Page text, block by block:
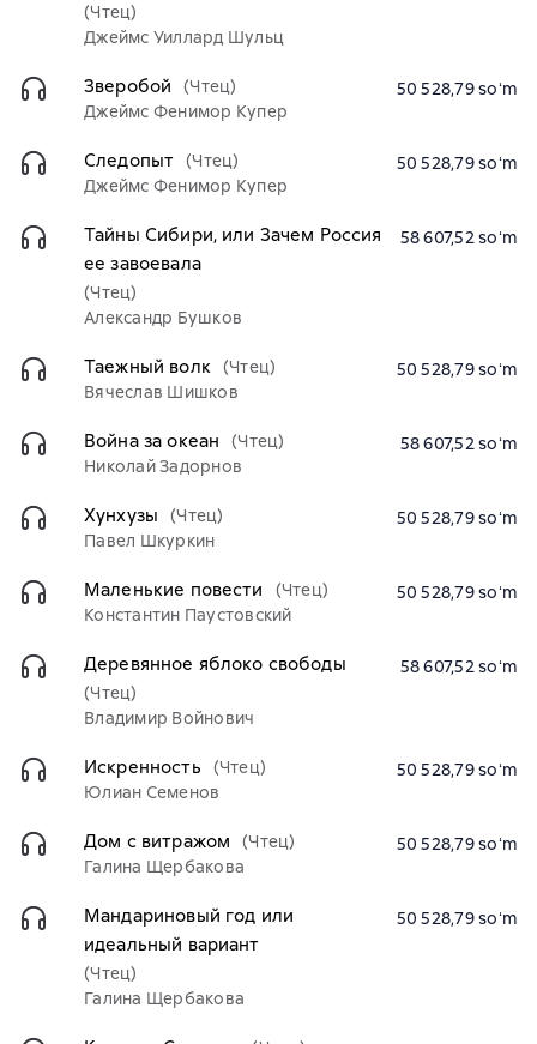
(Чтец)
Джеймс Уиллард Шульц
Зверобой
(Чтец)
Джеймс Фенимор Купер
50 528,79 soʻm
Следопыт (Чтец)
Джеймс Фенимор Купер
50 528,79 soʻm
Тайны Сибири, или Зачем Россия
ее завоевала
(Чтец)
Александр Бушков
58 607,52 soʻm
Таежный волк (Чтец)
Вячеслав Шишков
50 528,79 soʻm
Война за океан
(Чтец)
Николай Задорнов
58 607,52 soʻm
Хунхузы
(Чтец)
Павел Шкуркин
50 528,79 soʻm
Маленькие повести
(Чтец)
Константин Паустовский
50 528,79 soʻm
Деревянное яблоко свободы
(Чтец)
Владимир Войнович
58 607,52 soʻm
Искренность
(Чтец)
Юлиан Семенов
50 528,79 soʻm
Дом с витражом
(Чтец)
Галина Щербакова
50 528,79 soʻm
Мандариновый год или
идеальный вариант
(Чтец)
Галина Щербакова
50 528,79 soʻm